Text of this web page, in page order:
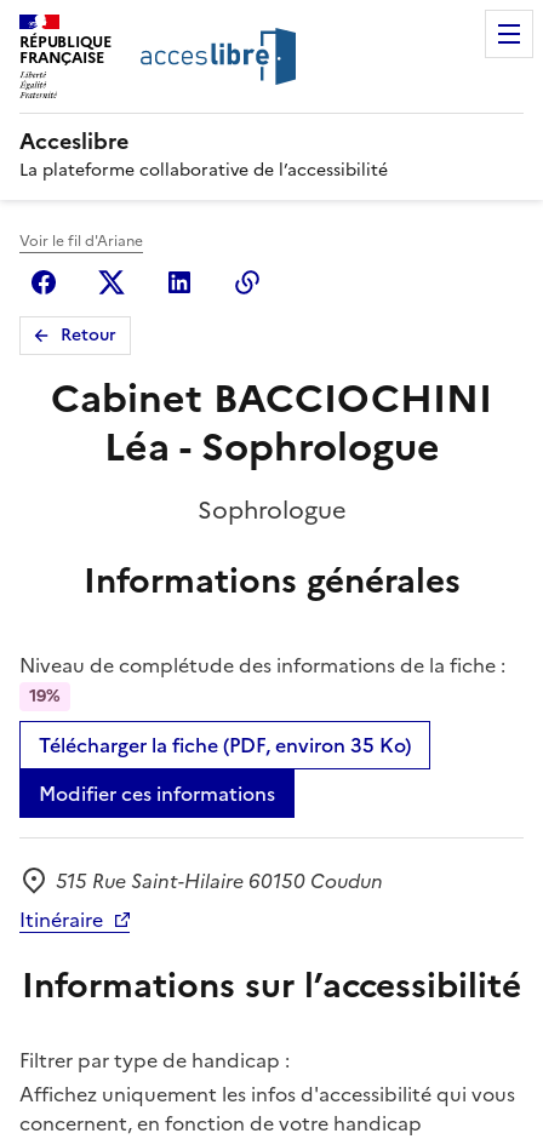
RÉPUBLIQUE
FRANÇAISE
Acceslibre
La plateforme collaborative de l’accessibilité
Voir le fil d'Ariane
FacebookX (anciennement Twitter)
Linkedin
Retour
Cabinet BACCIOCHINI
Léa - Sophrologue
Sophrologue
Informations générales
Niveau de complétude des informations de la fiche :
19%
Télécharger la fiche (PDF, environ 35 Ko)
Modifier ces informations
Adresse
515 Rue Saint-Hilaire 60150 Coudun
Itinéraire
Informations sur l’accessibilité
Filtrer par type de handicap :
Affichez uniquement les infos d'accessibilité qui vous
concernent, en fonction de votre handicap